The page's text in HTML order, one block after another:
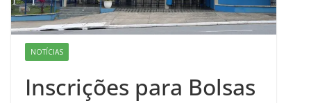
NOTÍCIAS
Inscrições para Bolsas